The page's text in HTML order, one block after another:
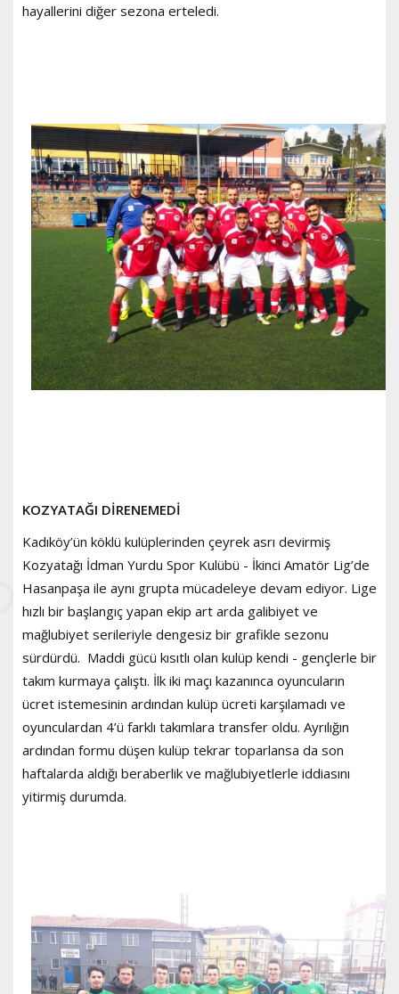
hayallerini diğer sezona erteledi.
KOZYATAĞI DİRENEMEDİ
Kadıköy’ün köklü kulüplerinden çeyrek asrı devirmiş
Kozyatağı İdman Yurdu Spor Kulübü - İkinci Amatör Lig’de
Hasanpaşa ile aynı grupta mücadeleye devam ediyor. Lige
hızlı bir başlangıç yapan ekip art arda galibiyet ve
mağlubiyet serileriyle dengesiz bir grafikle sezonu
sürdürdü. Maddi gücü kısıtlı olan kulüp kendi - gençlerle bir
takım kurmaya çalıştı. İlk iki maçı kazanınca oyuncuların
ücret istemesinin ardından kulüp ücreti karşılamadı ve
oyunculardan 4’ü farklı takımlara transfer oldu. Ayrılığın
ardından formu düşen kulüp tekrar toparlansa da son
haftalarda aldığı beraberlik ve mağlubiyetlerle iddiasını
yitirmiş durumda.